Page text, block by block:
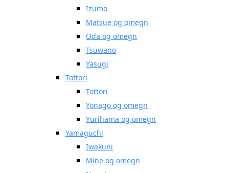
Izumo
Matsue og omegn
Oda og omegn
Tsuwano
Yasugi
Tottori
Tottori
Yonago og omegn
Yurihama og omegn
Yamaguchi
Iwakuni
Mine og omegn